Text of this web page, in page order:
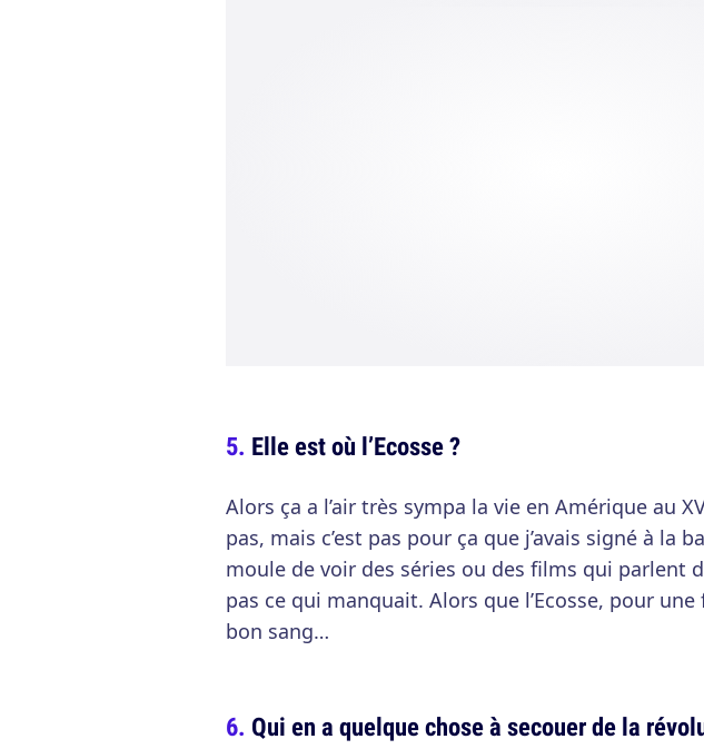
Elle est où l’Ecosse ?
Alors ça a l’air très sympa la vie en Amérique au
pas, mais c’est pas pour ça que j’avais signé à la
moule de voir des séries ou des films qui parlent
pas ce qui manquait. Alors que l’Ecosse, pour une
bon sang…
Qui en a quelque chose à secouer de la